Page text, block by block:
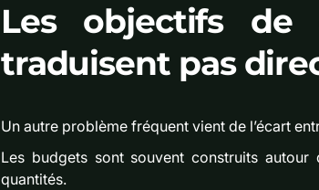
Les objectifs de
traduisent pas
Un autre problème fréquent vient de l’écart
Les budgets sont souvent construits
quantités.